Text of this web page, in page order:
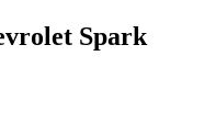
Spark